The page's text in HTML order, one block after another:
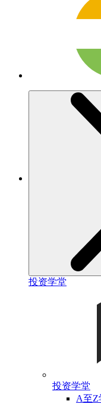
投资学堂
投资学堂
A至Z